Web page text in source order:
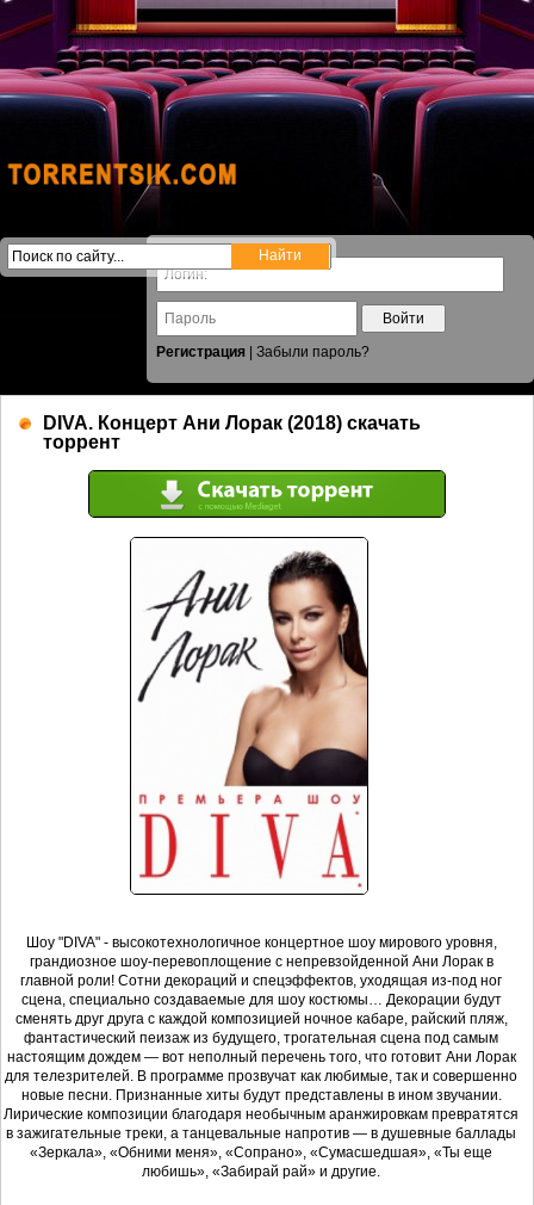
Войти
Регистрация
Забыли пароль?
DIVA. Концерт Ани Лорак (2018) скачать
торрент
Шоу "DIVA" - высокотехнологичное концертное шоу мирового уровня,
грандиозное шоу-перевоплощение с непревзойденной Ани Лорак в
главной роли! Сотни декораций и спецэффектов, уходящая из-под ног
сцена, специально создаваемые для шоу костюмы… Декорации будут
сменять друг друга с каждой композицией ночное кабаре, райский пляж,
фантастический пеизаж из будущего, трогательная сцена под самым
настоящим дождем — вот неполный перечень того, что готовит Ани Лорак
для телезрителей. В программе прозвучат как любимые, так и совершенно
новые песни. Признанные хиты будут представлены в ином звучании.
Лирические композиции благодаря необычным аранжировкам превратятся
в зажигательные треки, а танцевальные напротив — в душевные баллады
«Зеркала», «Обними меня», «Сопрано», «Сумасшедшая», «Ты еще
любишь», «Забирай рай» и другие.